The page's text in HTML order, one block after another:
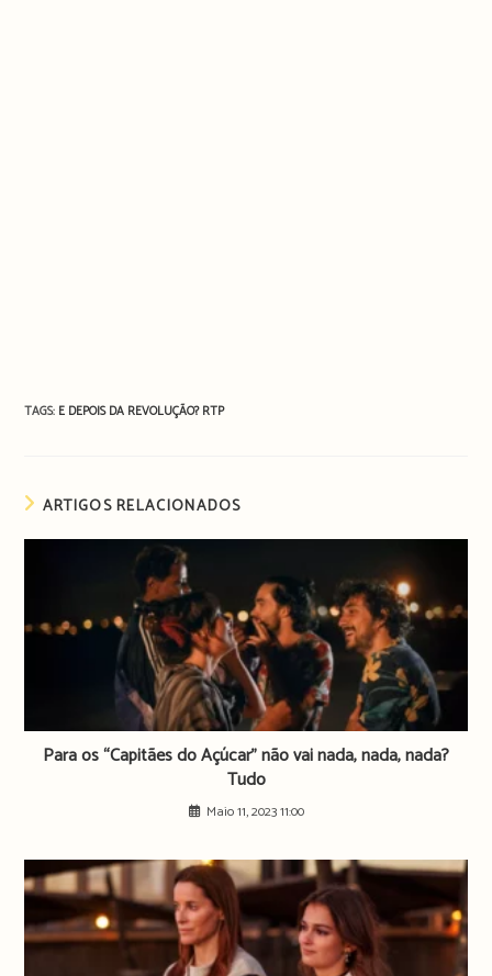
TAGS: E DEPOIS DA REVOLUÇÃO?RTP
ARTIGOS RELACIONADOS
Para os “Capitães do Açúcar” não vai nada, nada, nada?
Tudo
Maio 11, 2023 11:00